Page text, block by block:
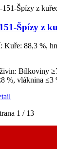
Špízy z
Kuře: 88,3 %,
Bílkoviny
%, vláknina ≤3
1 / 13